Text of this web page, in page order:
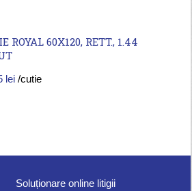
ROYAL 60X120, RETT., 1.44
lei /cutie
Soluționare online litigii